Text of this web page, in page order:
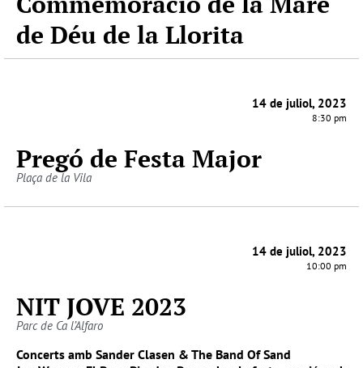
de Déu de la Llorita
14 de juliol, 2023
8:30 pm
Pregó de Festa Major
Plaça de la Vila
14 de juliol, 2023
10:00 pm
NIT JOVE 2023
Parc de Ca l’Alfaro
Concerts amb Sander Clasen & The Band Of Sand